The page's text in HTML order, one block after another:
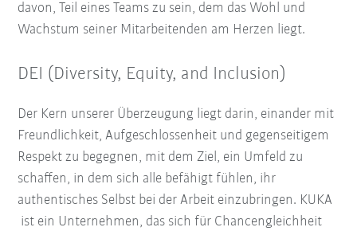
davon, Teil eines Teams zu sein, dem das Wohl und
Wachstum seiner Mitarbeitenden am Herzen liegt.
DEI (Diversity, Equity, and Inclusion)
Der Kern unserer Überzeugung liegt darin, einander mit
Freundlichkeit, Aufgeschlossenheit und gegenseitigem
Respekt zu begegnen, mit dem Ziel, ein Umfeld zu
schaffen, in dem sich alle befähigt fühlen, ihr
authentisches Selbst bei der Arbeit einzubringen. KUKA
ist ein Unternehmen, das sich für Chancengleichheit